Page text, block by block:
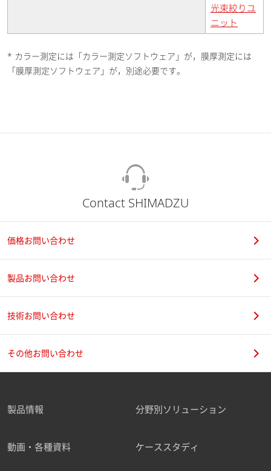
光束絞りユ
ニット
* カラー測定には「カラー測定ソフトウェア」が，膜厚測定には
「膜厚測定ソフトウェア」が，別途必要です。
Contact SHIMADZU
価格お問い合わせ
製品お問い合わせ
技術お問い合わせ
その他お問い合わせ
製品情報 分野別ソリューション
動画・各種資料 ケーススタディ